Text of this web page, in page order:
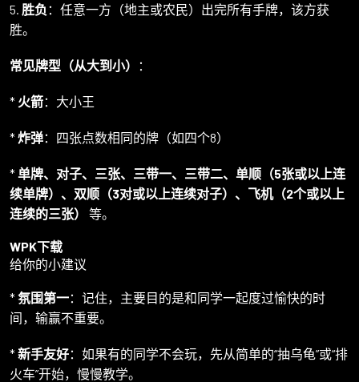
5. 胜负 ：任意一方（地主或农民）出完所有手牌，该方获
胜。
常见牌型（从大到小） ：
* 火箭：大小王
*炸弹：四张点数相同的牌（如四个8）
*单牌、对子、三张、三带一、三带二、单顺（5张或以上连
续单牌）、双顺（3对或以上连续对子）、飞机（2个或以上
连续的三张）
等。
WPK下载
给你的小建议
*氛围第一：记住，主要目的是和同学一起度过愉快的时
间，输赢不重要。
*新手友好：如果有的同学不会玩，先从简单的“抽乌龟”或“排
火车”开始，慢慢教学。